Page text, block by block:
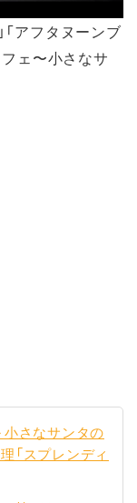
アフタヌーンブ
ェ〜小さなサ
さなサンタの
スプレンディ